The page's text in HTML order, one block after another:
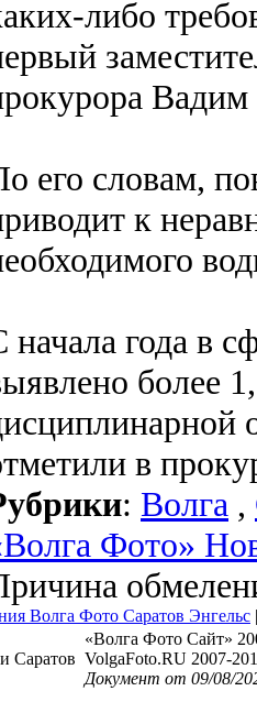
либо
Вадим
его словам,
к
начала года в
более
в
: Волга ,
Фото»
Волга Фото Саратов Энгельс
Саратов
«Волга Фото Сайт»
VolgaFoto.RU 2007-
Документ от 09/08/